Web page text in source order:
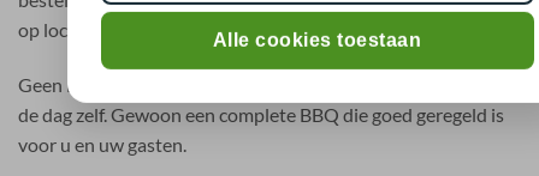
op locatie.
Geen losse inkopen, geen onduidelijkheden en geen stress op
de dag zelf. Gewoon een complete BBQ die goed geregeld is
voor u en uw gasten.
Alle cookies toestaan